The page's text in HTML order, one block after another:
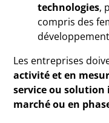
technologies,
compris des
Les entreprises
activité et en
service ou
marché ou en